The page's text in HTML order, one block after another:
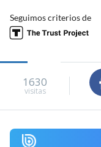
Seguimos criterios de
1630
visitas